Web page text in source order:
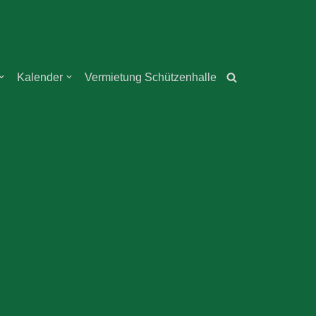
Kalender Vermietung Schützenhalle